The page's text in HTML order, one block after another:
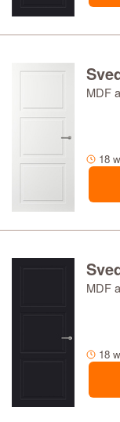
MDF
18
MDF
18